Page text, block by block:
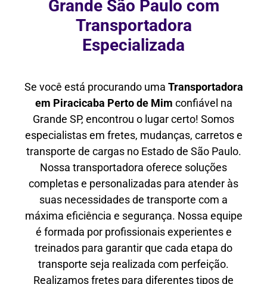
Grande São Paulo com
Transportadora
Especializada
Se você está procurando uma Transportadora
em Piracicaba Perto de Mim confiável na
Grande SP, encontrou o lugar certo! Somos
especialistas em fretes, mudanças, carretos e
transporte de cargas no Estado de São Paulo.
Nossa transportadora oferece soluções
completas e personalizadas para atender às
suas necessidades de transporte com a
máxima eficiência e segurança. Nossa equipe
é formada por profissionais experientes e
treinados para garantir que cada etapa do
transporte seja realizada com perfeição.
Realizamos fretes para diferentes tipos de